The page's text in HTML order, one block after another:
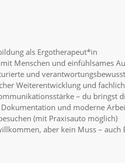
als Ergotherapeut*in
Menschen und einfühlsames
und
Weiterentwicklung und
– du bringst
und moderne
(mit Praxisauto möglich)
aber kein Muss –